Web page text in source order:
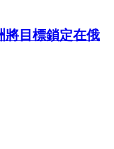
將目標鎖定在俄